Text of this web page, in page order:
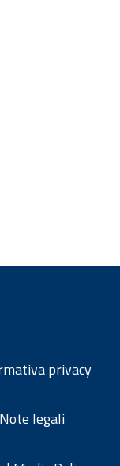
privacy
Note legali